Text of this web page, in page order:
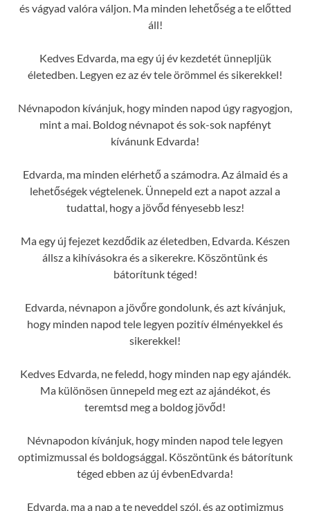
és vágyad valóra váljon. Ma minden lehetőség a te előtted
áll!
Kedves Edvarda, ma egy új év kezdetét ünnepljük
életedben. Legyen ez az év tele örömmel és sikerekkel!
Névnapodon kívánjuk, hogy minden napod úgy ragyogjon,
mint a mai. Boldog névnapot és sok-sok napfényt
kívánunk Edvarda!
Edvarda, ma minden elérhető a számodra. Az álmaid és a
lehetőségek végtelenek. Ünnepeld ezt a napot azzal a
tudattal, hogy a jövőd fényesebb lesz!
Ma egy új fejezet kezdődik az életedben, Edvarda. Készen
állsz a kihívásokra és a sikerekre. Köszöntünk és
bátorítunk téged!
Edvarda, névnapon a jövőre gondolunk, és azt kívánjuk,
hogy minden napod tele legyen pozitív élményekkel és
sikerekkel!
Kedves Edvarda, ne feledd, hogy minden nap egy ajándék.
Ma különösen ünnepeld meg ezt az ajándékot, és
teremtsd meg a boldog jövőd!
Névnapodon kívánjuk, hogy minden napod tele legyen
optimizmussal és boldogsággal. Köszöntünk és bátorítunk
téged ebben az új évbenEdvarda!
Edvarda, ma a nap a te neveddel szól, és az optimizmus